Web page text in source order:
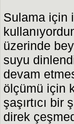
Sulama için
üzerinde
suyu
devam
ölçümü için
şaşırtıcı
direk